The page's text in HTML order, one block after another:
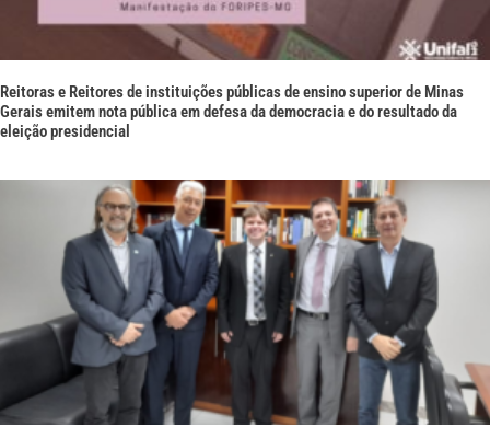
Reitoras e Reitores de instituições públicas de ensino superior de Minas
Gerais emitem nota pública em defesa da democracia e do resultado da
eleição presidencial